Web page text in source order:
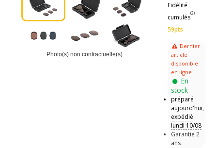
Photo(s) non contractuelle(s)
Fidélité
cumulés
(2)
59pts
Dernier
article
disponible
en ligne
En
stock
préparé
aujourd'hui,
expédié
lundi 10/08
Garantie 2
ans